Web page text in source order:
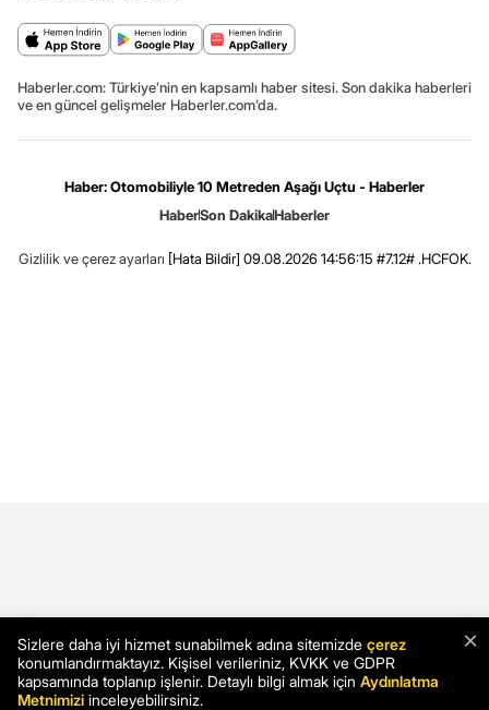
Haberler.com: Türkiye’nin en kapsamlı haber sitesi. Son dakika haberleri
ve en güncel gelişmeler Haberler.com’da.
Haber: Otomobiliyle 10 Metreden Aşağı Uçtu - Haberler
HaberSon DakikaHaberler
Gizlilik ve çerez ayarları [Hata Bildir] 09.08.2026 14:56:15 #7.12# .HCFOK.
×
Sizlere daha iyi hizmet sunabilmek adına sitemizde çerez
konumlandırmaktayız. Kişisel verileriniz, KVKK ve GDPR
kapsamında toplanıp işlenir. Detaylı bilgi almak için Aydınlatma
Metnimizi inceleyebilirsiniz.